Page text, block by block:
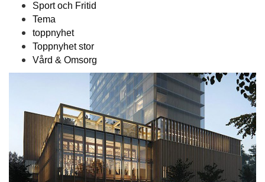
Sport och Fritid
Tema
toppnyhet
Toppnyhet stor
Vård & Omsorg